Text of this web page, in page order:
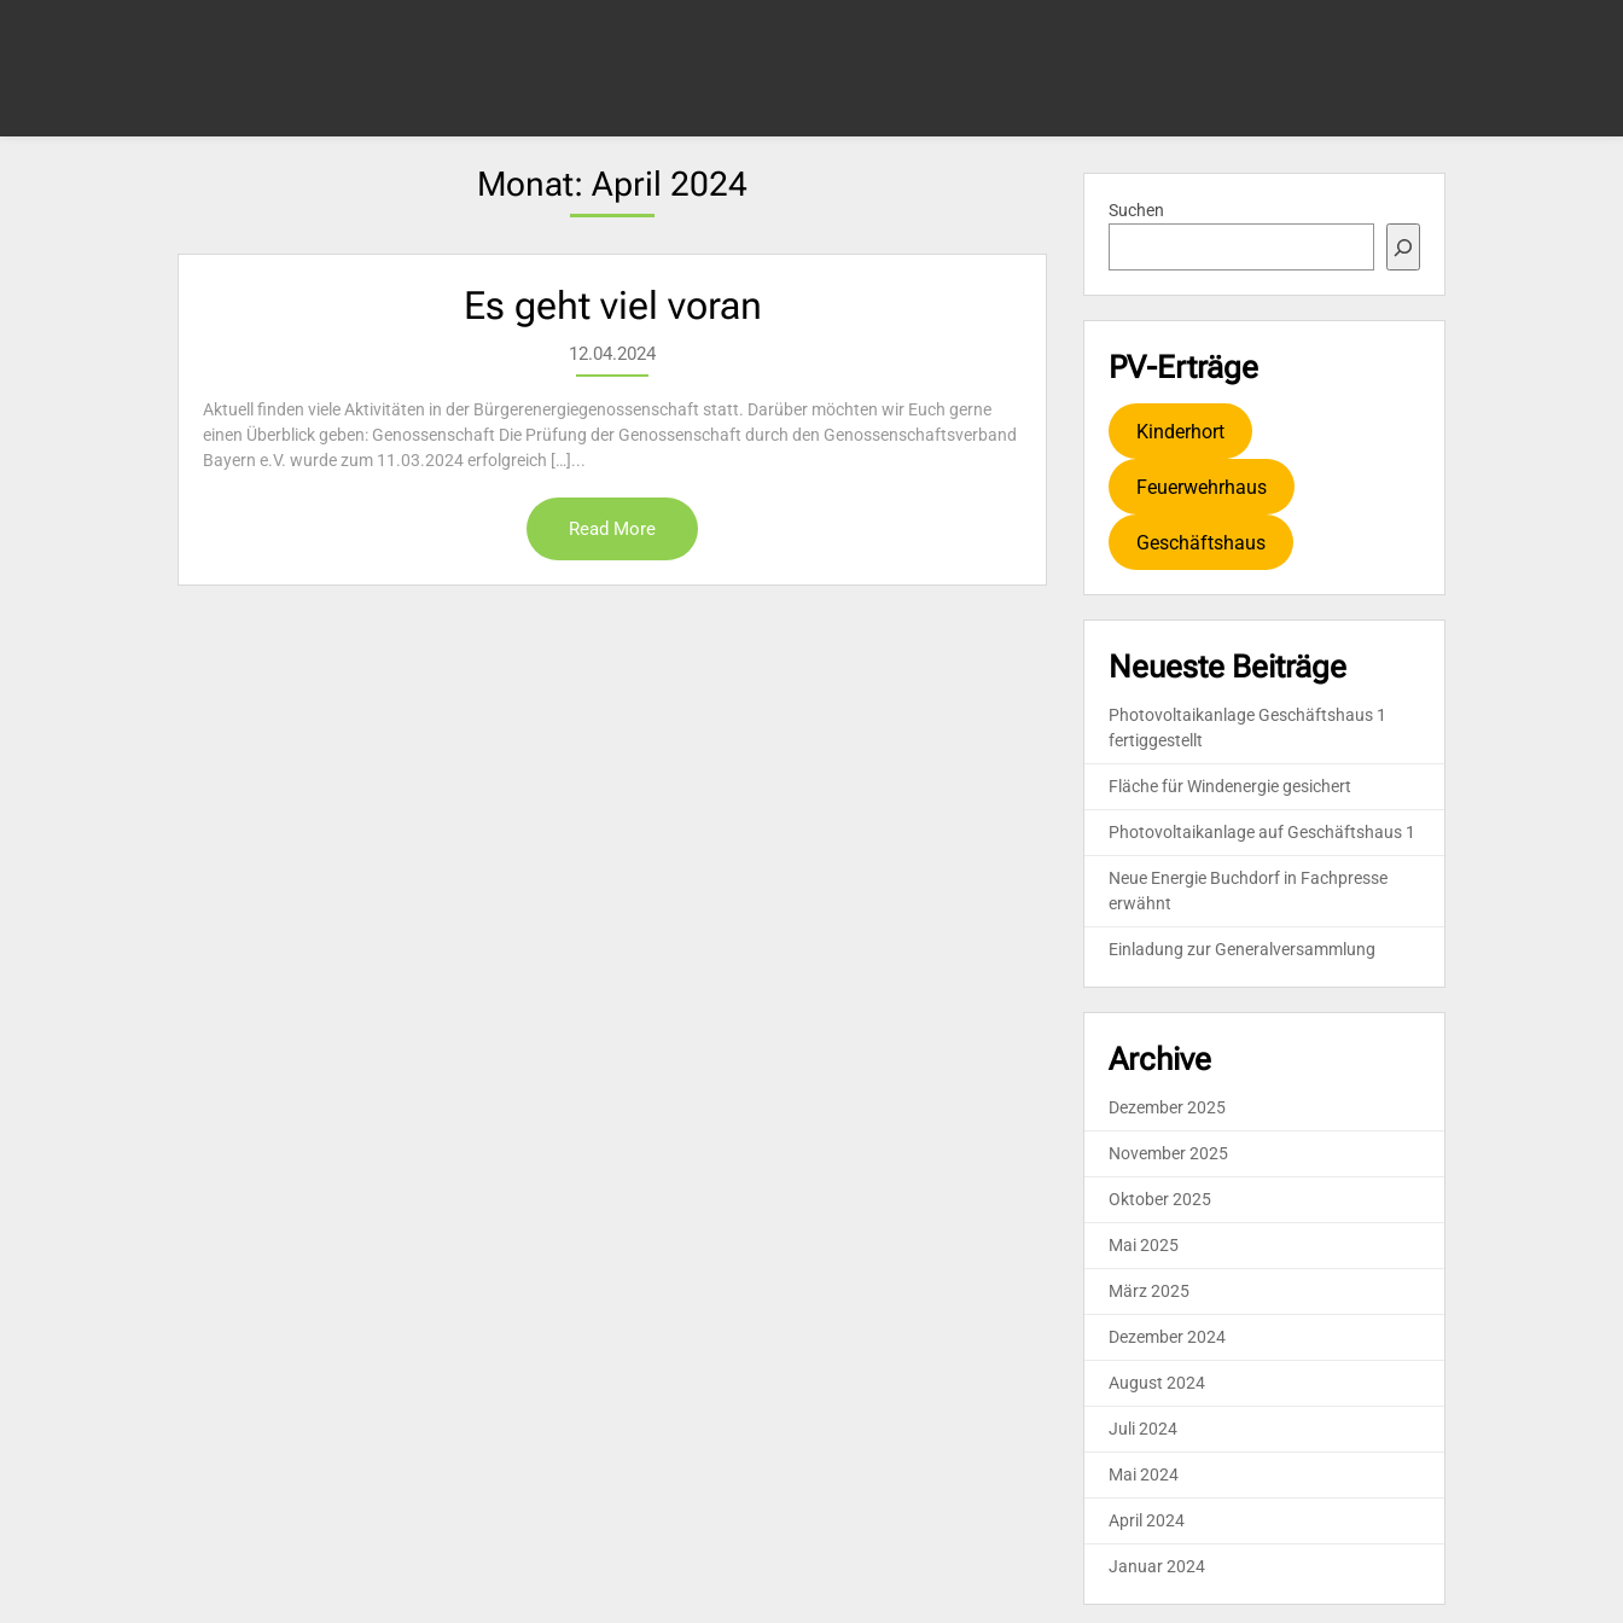
Monat: April 2024
Es geht viel voran
12.04.2024
Aktuell finden viele Aktivitäten in der Bürgerenergiegenossenschaft statt. Darüber möchten wir Euch gerne
einen Überblick geben: Genossenschaft Die Prüfung der Genossenschaft durch den Genossenschaftsverband
Bayern e.V. wurde zum 11.03.2024 erfolgreich […]...
Read More
Suchen
PV-Erträge
Kinderhort
Feuerwehrhaus
Geschäftshaus
Neueste Beiträge
Photovoltaikanlage Geschäftshaus 1
fertiggestellt
Fläche für Windenergie gesichert
Photovoltaikanlage auf Geschäftshaus 1
Neue Energie Buchdorf in Fachpresse
erwähnt
Einladung zur Generalversammlung
Archive
Dezember 2025
November 2025
Oktober 2025
Mai 2025
März 2025
Dezember 2024
August 2024
Juli 2024
Mai 2024
April 2024
Januar 2024